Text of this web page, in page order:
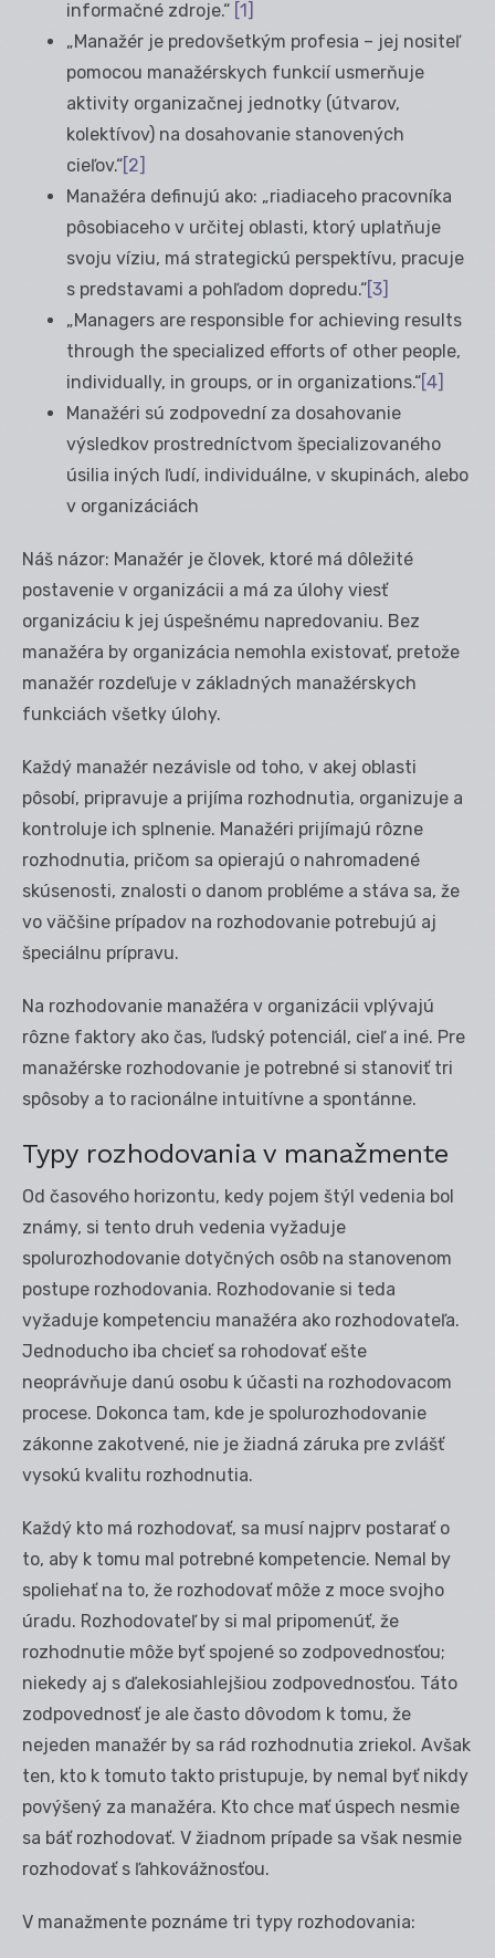
informačné zdroje.“ [1]
„Manažér je predovšetkým profesia – jej nositeľ
pomocou manažérskych funkcií usmerňuje
aktivity organizačnej jednotky (útvarov,
kolektívov) na dosahovanie stanovených
cieľov.“[2]
Manažéra definujú ako: „riadiaceho pracovníka
pôsobiaceho v určitej oblasti, ktorý uplatňuje
svoju víziu, má strategickú perspektívu, pracuje
s predstavami a pohľadom dopredu.“[3]
„Managers are responsible for achieving results
through the specialized efforts of other people,
individually, in groups, or in organizations.“[4]
Manažéri sú zodpovední za dosahovanie
výsledkov prostredníctvom špecializovaného
úsilia iných ľudí, individuálne, v skupinách, alebo
v organizáciách
Náš názor: Manažér je človek, ktoré má dôležité
postavenie v organizácii a má za úlohy viesť
organizáciu k jej úspešnému napredovaniu. Bez
manažéra by organizácia nemohla existovať, pretože
manažér rozdeľuje v základných manažérskych
funkciách všetky úlohy.
Každý manažér nezávisle od toho, v akej oblasti
pôsobí, pripravuje a prijíma rozhodnutia, organizuje a
kontroluje ich splnenie. Manažéri prijímajú rôzne
rozhodnutia, pričom sa opierajú o nahromadené
skúsenosti, znalosti o danom probléme a stáva sa, že
vo väčšine prípadov na rozhodovanie potrebujú aj
špeciálnu prípravu.
Na rozhodovanie manažéra v organizácii vplývajú
rôzne faktory ako čas, ľudský potenciál, cieľ a iné. Pre
manažérske rozhodovanie je potrebné si stanoviť tri
spôsoby a to racionálne intuitívne a spontánne.
Typy rozhodovania v manažmente
Od časového horizontu, kedy pojem štýl vedenia bol
známy, si tento druh vedenia vyžaduje
spolurozhodovanie dotyčných osôb na stanovenom
postupe rozhodovania. Rozhodovanie si teda
vyžaduje kompetenciu manažéra ako rozhodovateľa.
Jednoducho iba chcieť sa rohodovať ešte
neoprávňuje danú osobu k účasti na rozhodovacom
procese. Dokonca tam, kde je spolurozhodovanie
zákonne zakotvené, nie je žiadná záruka pre zvlášť
vysokú kvalitu rozhodnutia.
Každý kto má rozhodovať, sa musí najprv postarať o
to, aby k tomu mal potrebné kompetencie. Nemal by
spoliehať na to, že rozhodovať môže z moce svojho
úradu. Rozhodovateľ by si mal pripomenúť, že
rozhodnutie môže byť spojené so zodpovednosťou;
niekedy aj s ďalekosiahlejšiou zodpovednosťou. Táto
zodpovednosť je ale často dôvodom k tomu, že
nejeden manažér by sa rád rozhodnutia zriekol. Avšak
ten, kto k tomuto takto pristupuje, by nemal byť nikdy
povýšený za manažéra. Kto chce mať úspech nesmie
sa báť rozhodovať. V žiadnom prípade sa však nesmie
rozhodovať s ľahkovážnosťou.
V manažmente poznáme tri typy rozhodovania: